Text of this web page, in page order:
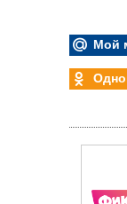
Мой